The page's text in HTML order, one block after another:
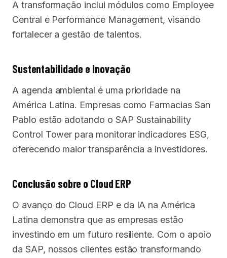
A transformação inclui módulos como Employee
Central e Performance Management, visando
fortalecer a gestão de talentos.
Sustentabilidade e Inovação
A agenda ambiental é uma prioridade na
América Latina. Empresas como Farmacias San
Pablo estão adotando o SAP Sustainability
Control Tower para monitorar indicadores ESG,
oferecendo maior transparência a investidores.
Conclusão sobre o Cloud ERP
O avanço do Cloud ERP e da IA na América
Latina demonstra que as empresas estão
investindo em um futuro resiliente. Com o apoio
da SAP, nossos clientes estão transformando